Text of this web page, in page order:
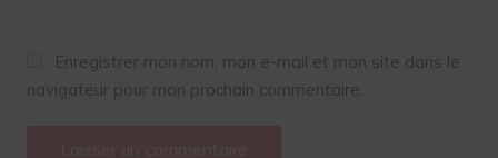
Enregistrer mon nom, mon e-mail et mon site dans le
navigateur pour mon prochain commentaire.